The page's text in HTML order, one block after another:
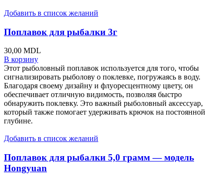
Добавить в список желаний
Поплавок для рыбалки 3г
30,00 MDL
В корзину
Этот рыболовный поплавок используется для того, чтобы
сигнализировать рыболову о поклевке, погружаясь в воду.
Благодаря своему дизайну и флуоресцентному цвету, он
обеспечивает отличную видимость, позволяя быстро
обнаружить поклевку. Это важный рыболовный аксессуар,
который также помогает удерживать крючок на постоянной
глубине.
Добавить в список желаний
Поплавок для рыбалки 5,0 грамм — модель
Hongyuan